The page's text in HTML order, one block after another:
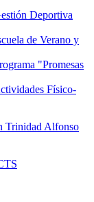
Deportiva
de Verano y
"Promesas
Físico-
Trinidad Alfonso